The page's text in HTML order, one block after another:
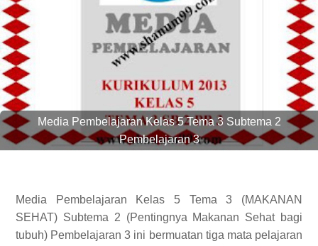
Media Pembelajaran Kelas 5 Tema 3 Subtema 2
Pembelajaran 3
Media Pembelajaran Kelas 5 Tema 3 (MAKANAN
SEHAT) Subtema 2 (Pentingnya Makanan Sehat bagi
tubuh) Pembelajaran 3 ini bermuatan tiga mata pelajaran